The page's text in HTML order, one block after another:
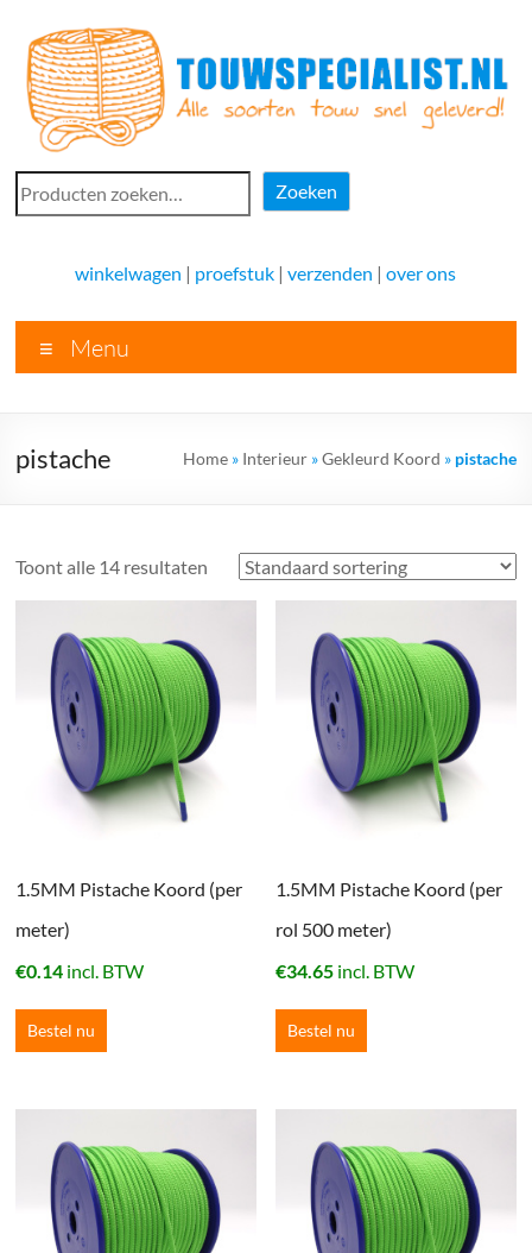
naar
inhoud
Touwspecialist.nl
voor
vele
soorten
goed
Zoeken
Zoeken
winkelwagen | proefstuk |verzenden |over ons
Menu
pistache Home» Interieur»Gekleurd Koord » pistache
Toont alle 14 resultaten
1.5MM Pistache Koord (per
meter)
€0.14 incl. BTW
Bestel nu
1.5MM Pistache Koord (per
rol 500 meter)
€34.65 incl. BTW
Bestel nu